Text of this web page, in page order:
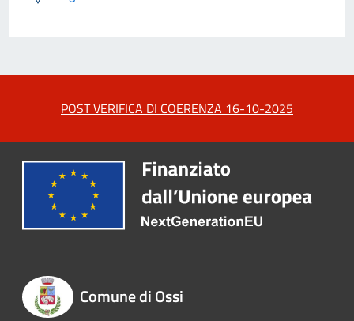
POST VERIFICA DI COERENZA 16-10-2025
Comune di Ossi